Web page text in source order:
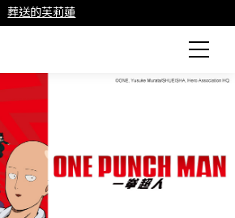
葬送的芙莉蓮